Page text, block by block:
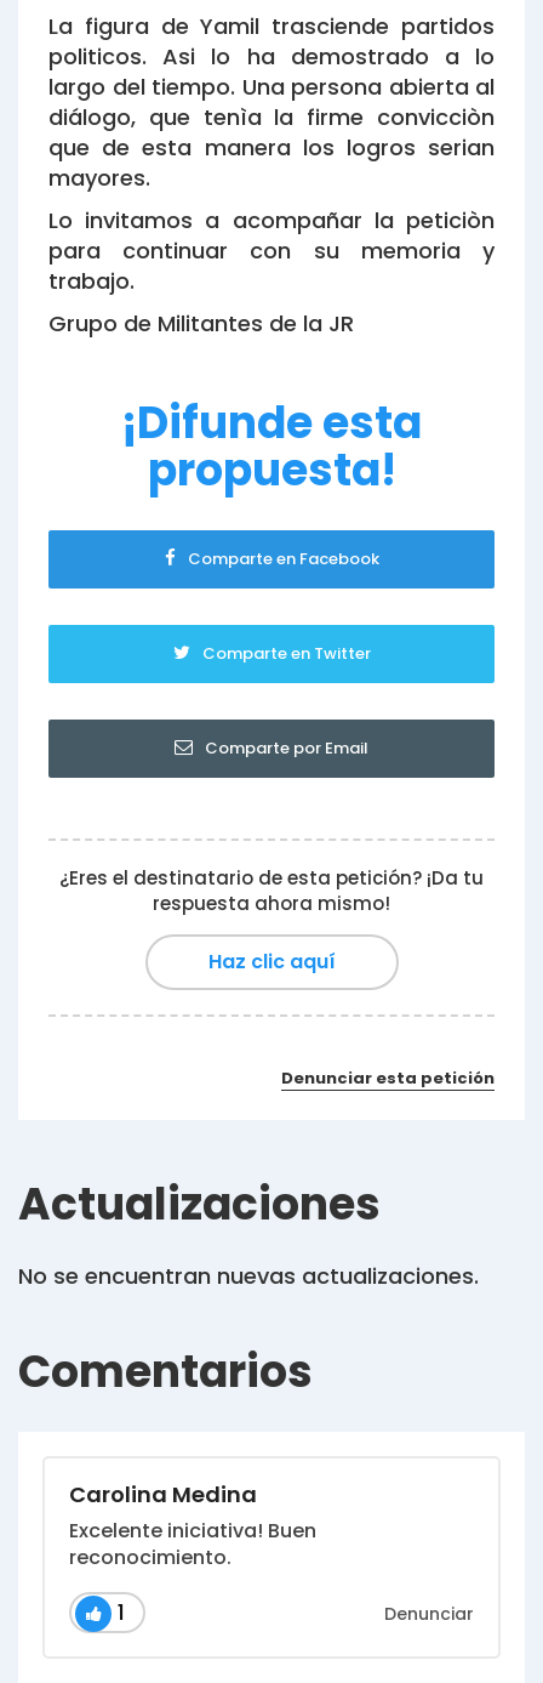
La figura de Yamil trasciende partidos
politicos. Asi lo ha demostrado a lo
largo del tiempo. Una persona abierta al
diálogo, que tenìa la firme convicciòn
que de esta manera los logros serian
mayores.
Lo invitamos a acompañar la peticiòn
para continuar con su memoria y
trabajo.
Grupo de Militantes de la JR
¡Difunde esta
propuesta!
Comparte en Facebook
Comparte en Twitter
Comparte por Email
¿Eres el destinatario de esta petición? ¡Da tu
respuesta ahora mismo!
Haz clic aquí
Denunciar esta petición
Actualizaciones
No se encuentran nuevas actualizaciones.
Comentarios
Carolina Medina
Excelente iniciativa! Buen
reconocimiento.
1 Denunciar